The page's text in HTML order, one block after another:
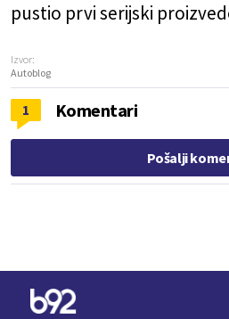
pustio prvi serijski
Izvor:
Autoblog
1 Komentari
Pošalji